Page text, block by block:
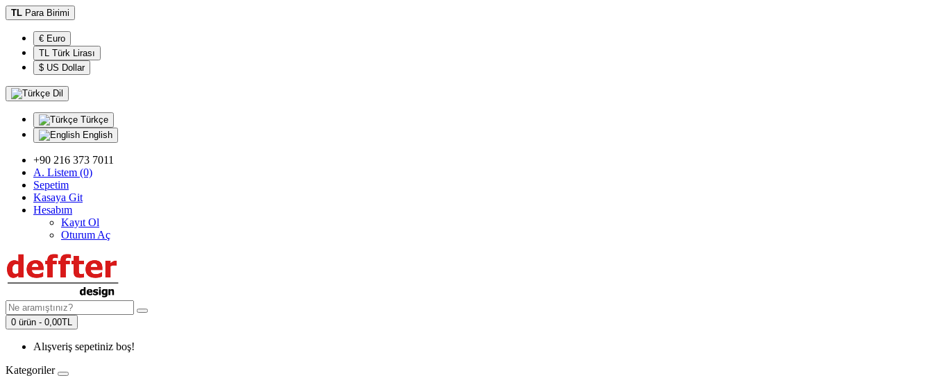
TL Para Birimi
€ Euro
TL Türk Lirası
$ US Dollar
Dil
Türkçe
English
+90 216 373 7011
A. Listem (0)
Sepetim
Kasaya Git
Hesabım
Kayıt Ol
Oturum Aç
0 ürün - 0,00TL
Alışveriş sepetiniz boş!
Kategoriler